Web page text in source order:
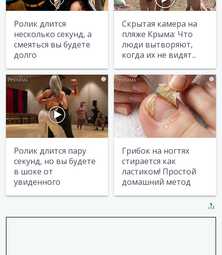
Ролик длится
несколько секунд, а
смеяться вы будете
долго
Скрытая камера на
пляже Крыма: Что
люди вытворяют,
когда их не видят...
i
Ролик длится пару
секунд, но вы будете
в шоке от
увиденного
i
Грибок на ногтях
стирается как
ластиком! Простой
домашний метод